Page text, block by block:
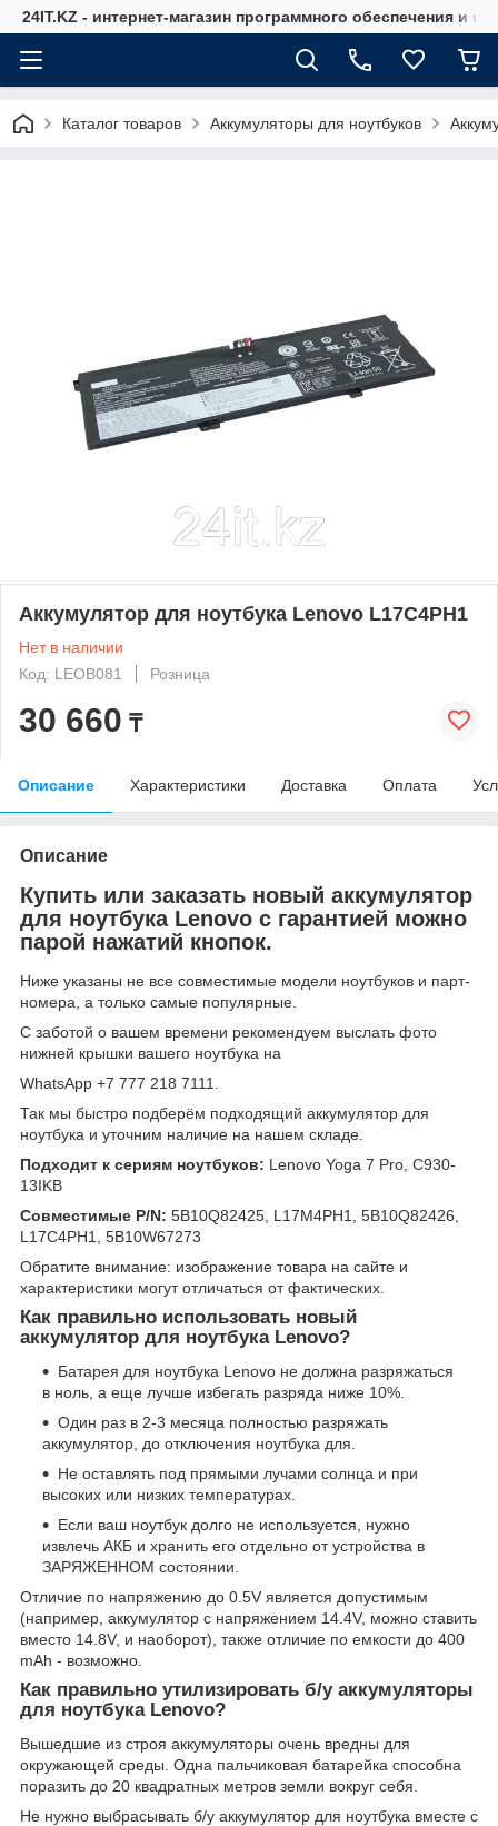
24IT.KZ - интернет-магазин программного обеспечения и
Каталог товаров Аккумуляторы для ноутбуков
Аккумулятор для ноутбука Lenovo L17C4PH1
Нет в наличии
Код: LEOB081
Розница
30 660 ₸
Описание Характеристики Доставка Оплата
Описание
Купить или заказать новый аккумулятор
для ноутбука Lenovo с гарантией можно
парой нажатий кнопок.
Ниже указаны не все совместимые модели ноутбуков и парт-
номера, а только самые популярные.
С заботой о вашем времени рекомендуем выслать фото
нижней крышки вашего ноутбука на
WhatsApp +7 777 218 7111.
Так мы быстро подберём подходящий аккумулятор для
ноутбука и уточним наличие на нашем складе.
Подходит к сериям ноутбуков: Lenovo Yoga 7 Pro, C930-
13IKB
Совместимые P/N: 5B10Q82425, L17M4PH1, 5B10Q82426,
L17C4PH1, 5B10W67273
Обратите внимание: изображение товара на сайте и
характеристики могут отличаться от фактических.
Как правильно использовать новый
аккумулятор для ноутбука Lenovo?
Батарея для ноутбука Lenovo не должна разряжаться
в ноль, а еще лучше избегать разряда ниже 10%.
Один раз в 2-3 месяца полностью разряжать
аккумулятор, до отключения ноутбука для.
Не оставлять под прямыми лучами солнца и при
высоких или низких температурах.
Если ваш ноутбук долго не используется, нужно
извлечь АКБ и хранить его отдельно от устройства в
ЗАРЯЖЕННОМ состоянии.
Отличие по напряжению до 0.5V является допустимым
(например, аккумулятор с напряжением 14.4V, можно ставить
вместо 14.8V, и наоборот), также отличие по емкости до 400
mAh - возможно.
Как правильно утилизировать б/у аккумуляторы
для ноутбука Lenovo?
Вышедшие из строя аккумуляторы очень вредны для
окружающей среды. Одна пальчиковая батарейка способна
поразить до 20 квадратных метров земли вокруг себя.
Не нужно выбрасывать б/у аккумулятор для ноутбука вместе с